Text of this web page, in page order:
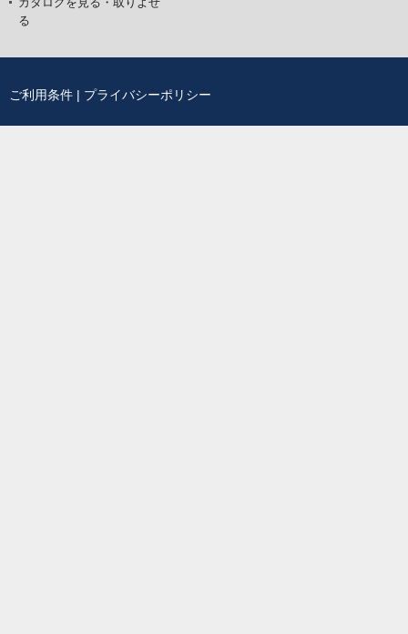
る
ご利用条件 | プライバシーポリシー